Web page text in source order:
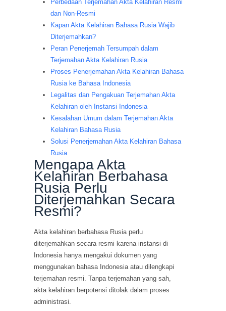
Perbedaan Terjemahan Akta Kelahiran Resmi
dan Non-Resmi
Kapan Akta Kelahiran Bahasa Rusia Wajib
Diterjemahkan?
Peran Penerjemah Tersumpah dalam
Terjemahan Akta Kelahiran Rusia
Proses Penerjemahan Akta Kelahiran Bahasa
Rusia ke Bahasa Indonesia
Legalitas dan Pengakuan Terjemahan Akta
Kelahiran oleh Instansi Indonesia
Kesalahan Umum dalam Terjemahan Akta
Kelahiran Bahasa Rusia
Solusi Penerjemahan Akta Kelahiran Bahasa
Rusia
Mengapa Akta
Kelahiran Berbahasa
Rusia Perlu
Diterjemahkan Secara
Resmi?
Akta kelahiran berbahasa Rusia perlu
diterjemahkan secara resmi karena instansi di
Indonesia hanya mengakui dokumen yang
menggunakan bahasa Indonesia atau dilengkapi
terjemahan resmi. Tanpa terjemahan yang sah,
akta kelahiran berpotensi ditolak dalam proses
administrasi.